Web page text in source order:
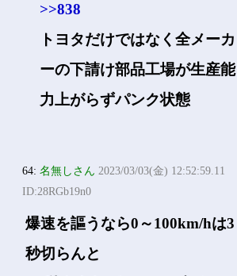
>>838
トヨタだけではなく全メーカ
ーの下請け部品工場が生産能
力上がらずパンク状態
64:名無しさん 2023/03/03(金) 12:52:59.11
ID:28RGb19n0
爆速を謳うなら0～100km/hは3
秒切らんと